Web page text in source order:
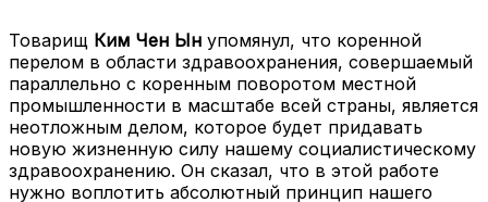
Товарищ Ким Чен Ын упомянул, что коренной
перелом в области здравоохранения, совершаемый
параллельно с коренным поворотом местной
промышленности в масштабе всей страны, является
неотложным делом, которое будет придавать
новую жизненную силу нашему социалистическому
здравоохранению. Он сказал, что в этой работе
нужно воплотить абсолютный принцип нашего